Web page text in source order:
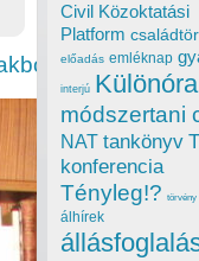
Civil Közoktatási
Platform
előadás emléknap
interjú Különóra
módszertani
NAT tankönyv
konferencia
Tényleg!? törvény
álhírek